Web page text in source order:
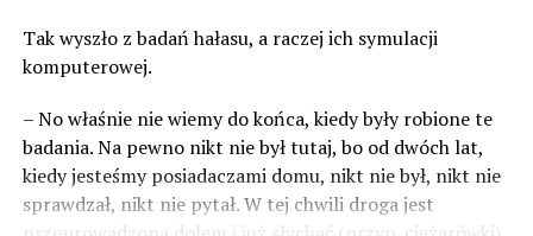
Tak wyszło z badań hałasu, a raczej ich symulacji
komputerowej.
– No właśnie nie wiemy do końca, kiedy były robione te
badania. Na pewno nikt nie był tutaj, bo od dwóch lat,
kiedy jesteśmy posiadaczami domu, nikt nie był, nikt nie
sprawdzał, nikt nie pytał. W tej chwili droga jest